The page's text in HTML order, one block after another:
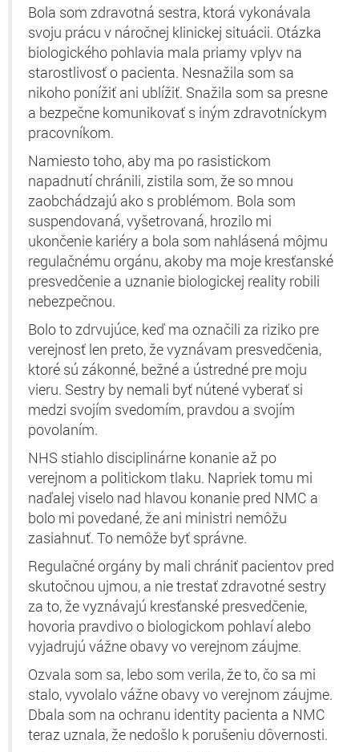
Bola som zdravotná sestra, ktorá vykonávala
svoju prácu v náročnej klinickej situácii. Otázka
biologického pohlavia mala priamy vplyv na
starostlivosť o pacienta. Nesnažila som sa
nikoho ponížiť ani ublížiť. Snažila som sa presne
a bezpečne komunikovať s iným zdravotníckym
pracovníkom.
Namiesto toho, aby ma po rasistickom
napadnutí chránili, zistila som, že so mnou
zaobchádzajú ako s problémom. Bola som
suspendovaná, vyšetrovaná, hrozilo mi
ukončenie kariéry a bola som nahlásená môjmu
regulačnému orgánu, akoby ma moje kresťanské
presvedčenie a uznanie biologickej reality robili
nebezpečnou.
Bolo to zdrvujúce, keď ma označili za riziko pre
verejnosť len preto, že vyznávam presvedčenia,
ktoré sú zákonné, bežné a ústredné pre moju
vieru. Sestry by nemali byť nútené vyberať si
medzi svojím svedomím, pravdou a svojím
povolaním.
NHS stiahlo disciplinárne konanie až po
verejnom a politickom tlaku. Napriek tomu mi
naďalej viselo nad hlavou konanie pred NMC a
bolo mi povedané, že ani ministri nemôžu
zasiahnuť. To nemôže byť správne.
Regulačné orgány by mali chrániť pacientov pred
skutočnou ujmou, a nie trestať zdravotné sestry
za to, že vyznávajú kresťanské presvedčenie,
hovoria pravdivo o biologickom pohlaví alebo
vyjadrujú vážne obavy vo verejnom záujme.
Ozvala som sa, lebo som verila, že to, čo sa mi
stalo, vyvolalo vážne obavy vo verejnom záujme.
Dbala som na ochranu identity pacienta a NMC
teraz uznala, že nedošlo k porušeniu dôvernosti.